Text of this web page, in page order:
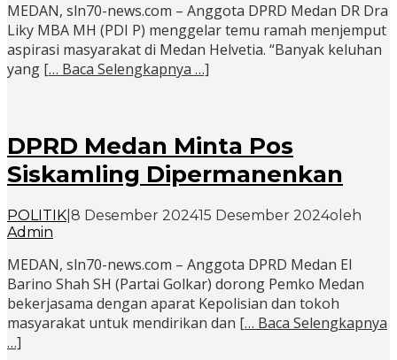
MEDAN, sln70-news.com – Anggota DPRD Medan DR Dra
Liky MBA MH (PDI P) menggelar temu ramah menjemput
aspirasi masyarakat di Medan Helvetia. “Banyak keluhan
yang [… Baca Selengkapnya …]
DPRD Medan Minta Pos
Siskamling Dipermanenkan
POLITIK 8 Desember 202415 Desember 2024oleh
Admin
MEDAN, sln70-news.com – Anggota DPRD Medan El
Barino Shah SH (Partai Golkar) dorong Pemko Medan
bekerjasama dengan aparat Kepolisian dan tokoh
masyarakat untuk mendirikan dan [… Baca Selengkapnya
…]